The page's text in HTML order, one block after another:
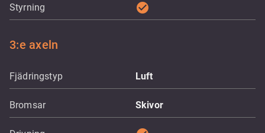
Styrning check_circle
3:e axeln
Fjädringstyp Luft
Bromsar Skivor